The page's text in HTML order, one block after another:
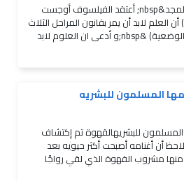
كتبها &nbsp;د. محمود ابوالمجد&nbsp; أعتقد الفيلسوف أوجست
&nbsp;كومت (1798-1857) أن العلم لابد أن يمر بقانون المراحل الثلاث
(الإحيائية و الميتافيزيقية و الوضعية) &nbsp;و أدعى ان العلوم لابد
المسلمون للبشريه
المسلمون للبشريهالقهوة تم إكتشاف
أن أغنامه أصبحت أكثر حيويه بعد
مشروب القهوة الذي لقي رواجًا